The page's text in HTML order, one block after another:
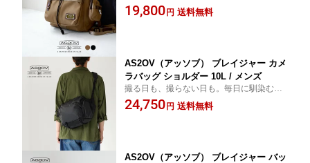
ッグ。
19,800 円 送料無料
AS2OV（アッソブ） ブレイジャー カメ
ラバッグ ショルダー 10L / メンズ
撮る日も、撮らない日も。毎日に馴染むカ
メラバッグ。
24,750 円 送料無料
AS2OV（アッソブ） ブレイジャー バッ